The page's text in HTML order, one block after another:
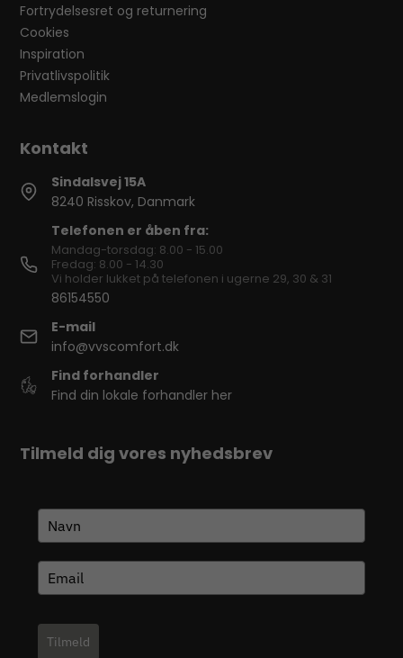
Fortrydelsesret og returnering
Cookies
Inspiration
Privatlivspolitik
Medlemslogin
Sindalsvej 15A
8240 Risskov, Danmark
Telefonen er åben fra:
Mandag-torsdag: 8.00 - 15.00
Fredag: 8.00 - 14.30
Vi holder lukket på telefonen i ugerne 29, 30 & 31
86154550
E-mail
info@vvscomfort.dk
Find forhandler
Find din lokale forhandler her
Tilmeld dig vores nyhedsbrev
Tilmeld